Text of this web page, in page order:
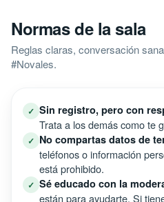
Normas de la sala
Reglas claras, conversación
#Novales.
✓ Sin registro, pero con
Trata a los demás como te
✓ No compartas datos de
teléfonos o información
está prohibido.
✓ Sé educado con la
están para ayudarte. Si